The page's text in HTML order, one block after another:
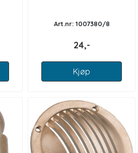
Art.nr: 1007380/8
24,-
Kjøp